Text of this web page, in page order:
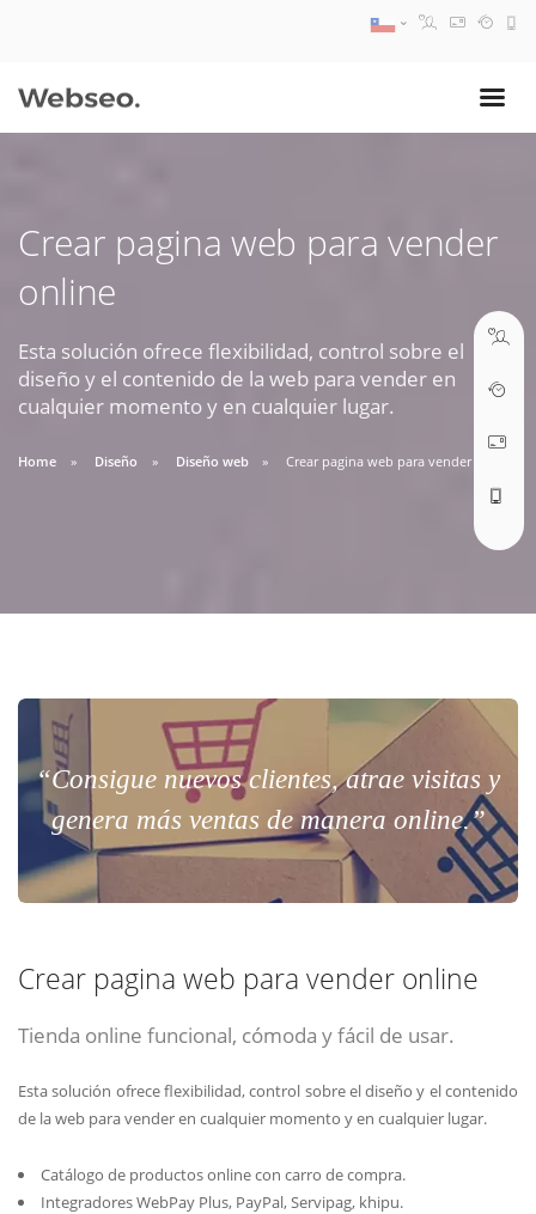
Crear pagina web para vender
online
Esta solución ofrece flexibilidad, control sobre el
diseño y el contenido de la web para vender en
cualquier momento y en cualquier lugar.
Home Diseño Diseño web Crear pagina web para vender online
“Consigue nuevos clientes, atrae visitas y
genera más ventas de manera online.”
Crear pagina web para vender online
Tienda online funcional, cómoda y fácil de usar.
Esta solución ofrece flexibilidad, control sobre el diseño y el contenido
de la web para vender en cualquier momento y en cualquier lugar.
Catálogo de productos online con carro de compra.
Integradores WebPay Plus, PayPal, Servipag, khipu.
09:30 AM A 18:30 PM
ABRIR TICKET